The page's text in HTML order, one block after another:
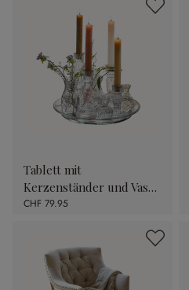
Tablett mit
Kerzenständer und Vase
Hilevor
CHF 79.95